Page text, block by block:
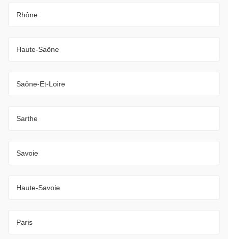
Rhône
Haute-Saône
Saône-Et-Loire
Sarthe
Savoie
Haute-Savoie
Paris